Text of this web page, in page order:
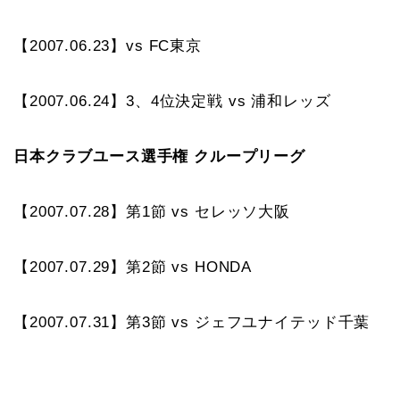
【2007.06.23】vs FC東京
【2007.06.24】3、4位決定戦 vs 浦和レッズ
日本クラブユース選手権 クループリーグ
【2007.07.28】第1節 vs セレッソ大阪
【2007.07.29】第2節 vs HONDA
【2007.07.31】第3節 vs ジェフユナイテッド千葉